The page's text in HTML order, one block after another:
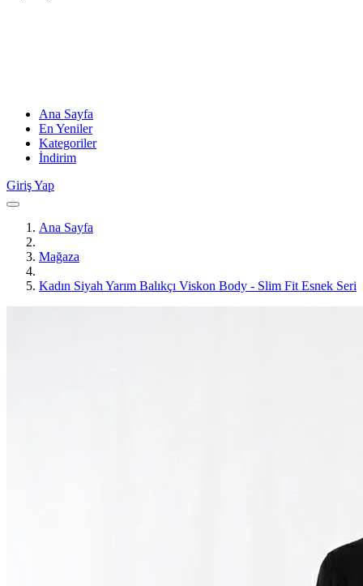
Ana Sayfa
En Yeniler
Kategoriler
İndirim
Giriş Yap
Ana Sayfa
Mağaza
Kadın Siyah Yarım Balıkçı Viskon Body - Slim Fit Esnek Seri